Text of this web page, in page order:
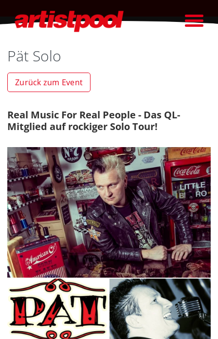
Pät Solo
Zurück zum Event
Real Music For Real People - Das QL-
Mitglied auf rockiger Solo Tour!